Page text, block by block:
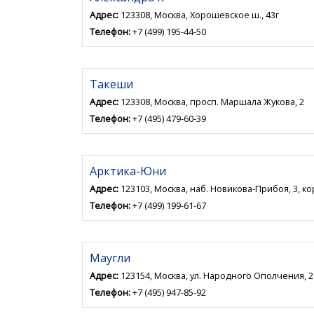
Адрес: 123308, Москва, Хорошевское ш., 43г
Телефон:+7 (499) 195-44-50
Такеши
Адрес: 123308, Москва, просп. Маршала Жукова, 2
Телефон:+7 (495) 479-60-39
Арктика-Юни
Адрес: 123103, Москва, наб. Новикова-Прибоя, 3,
Телефон:+7 (499) 199-61-67
Маугли
Адрес: 123154, Москва, ул. Народного Ополчения,
Телефон:+7 (495) 947-85-92